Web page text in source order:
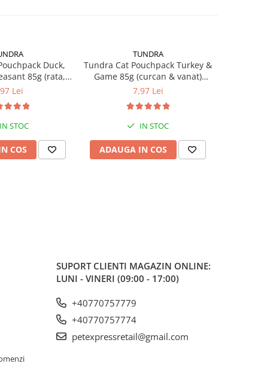
Duck,
85g (rata,
Hrana Umeda
Lei
IN STOC
COS
TUNDRA
Tundra Cat Pouchpack Turkey &
Game 85g (curcan & vanat)
Hrana Umeda Pisici
7,97 Lei
IN STOC
ADAUGA IN COS
SUPORT CLIENTI MAGAZIN ONLINE:
LUNI - VINERI (09:00 - 17:00)
+40770757779
+40770757774
petexpressretail@gmail.com